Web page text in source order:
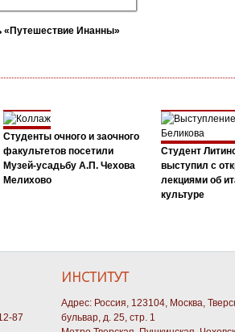
«Путешествие Инанны»
Студенты очного и заочного
факультетов посетили
Музей-усадьбу А.П. Чехова
Мелихово
Студент
выступил с
лекциями об
культуре
87
ИНСТИТУТ
Адрес: Россия, 123104, Москва,
бульвар, д. 25, стр. 1